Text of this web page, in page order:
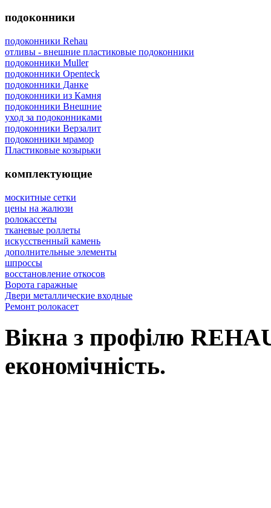
подоконники
подоконники Rehau
отливы - внешние пластиковые подоконники
подоконники Muller
подоконники Openteck
подоконники Данке
подоконники из Камня
подоконники Внешние
уход за подоконниками
подоконники Верзалит
подоконники мрамор
Пластиковые козырьки
комплектующие
москитные сетки
цены на жалюзи
ролокассеты
тканевые роллеты
искусственный камень
дополнительные элементы
шпроссы
восcтановление откосов
Ворота гаражные
Двери металлические входные
Ремонт ролокасет
Вікна з профілю
економічність.